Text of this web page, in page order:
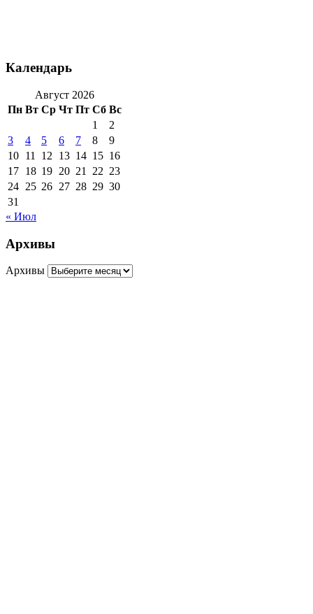
Календарь
Август 2026
Пн Вт Ср Чт Пт Сб Вс
1
2
3
4 5 6 7 8
9
10 11 12 13 14 15 16
17 18 19 20 21 22 23
24 25 26 27 28 29 30
31
« Июл
Архивы
Архивы